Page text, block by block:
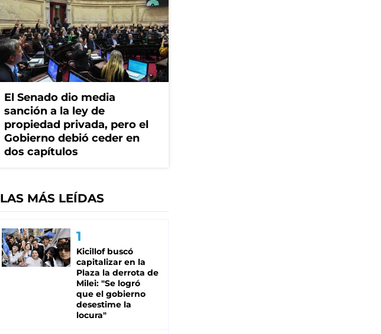
El Senado dio media
sanción a la ley de
propiedad privada, pero el
Gobierno debió ceder en
dos capítulos
LAS MÁS LEÍDAS
Kicillof buscó
capitalizar en la
Plaza la derrota de
Milei: "Se logró
que el gobierno
desestime la
locura"